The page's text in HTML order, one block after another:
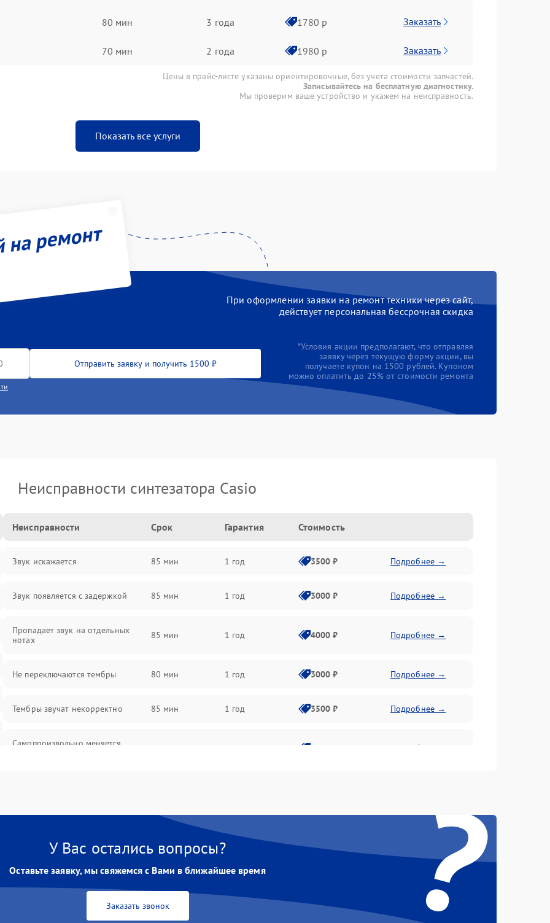
80 мин 3 года 1780 р Заказать
70 мин 2 года 1980 р Заказать
Цены в прайс-листе указаны ориентировочные, без учета стоимости запчастей.
Записывайтесь на бесплатную диагностику.
Мы проверим ваше устройство и укажем на неисправность.
Показать все услуги
ремонт
При оформлении заявки на ремонт техники через сайт,
действует персональная бессрочная скидка
Отправить заявку и получить 1500 ₽
*Условия акции предполагают, что отправляя
заявку через текущую форму акции, вы
получаете купон на 1500 рублей. Купоном
можно оплатить до 25% от стоимости ремонта
Неисправности синтезатора Casio
Неисправности Срок Гарантия Стоимость
Звук искажается 85 мин 1 год 3500 ₽ Подробнее →
Звук появляется с задержкой 85 мин 1 год 3000 ₽ Подробнее →
Пропадает звук на отдельных
нотах
85 мин 1 год 4000 ₽ Подробнее →
Не переключаются тембры 80 мин 1 год 3000 ₽ Подробнее →
Тембры звучат некорректно 85 мин 1 год 3500 ₽ Подробнее →
Самопроизвольно меняется
2800 ₽ Подробнее →
?
У Вас остались вопросы?
Оставьте заявку, мы свяжемся с Вами в ближайшее время
Заказать звонок